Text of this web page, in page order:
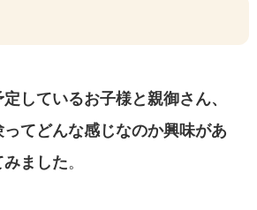
しているお子様と親御さん、
てどんな感じなのか興味があ
みました。